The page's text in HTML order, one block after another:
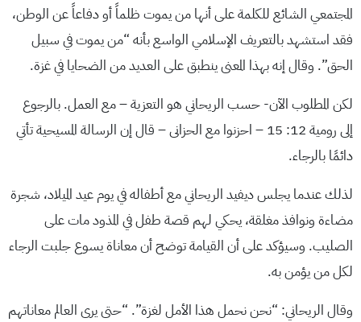
المجتمعي الشائع للكلمة على أنها من يموت ظلماً أو دفاعاً عن الوطن،
فقد استشهد بالتعريف الإسلامي الواسع بأنه “من يموت في سبيل
الحق”. وقال إنه بهذا المعنى ينطبق على العديد من الضحايا في غزة.
لكن المطلوب الآن- حسب الريحاني هو التعزية – مع العمل. بالرجوع
إلى رومية 12: 15 – احزنوا مع الحزانى – قال إن الرسالة المسيحية تأتي
دائمًا بالرجاء.
لذلك عندما يجلس ديفيد الريحاني مع أطفاله في يوم عيد الميلاد، شجرة
مضاءة ونوافذ مغلقة، يحكي لهم قصة طفل في المذود مات على
الصليب. وسيؤكد على أن القيامة توضح أن معاناة يسوع جلبت الرجاء
لكل من يؤمن به.
وقال الريحاني: “نحن نحمل هذا الأمل لغزة”. “حتى يرى العالم معاناتهم